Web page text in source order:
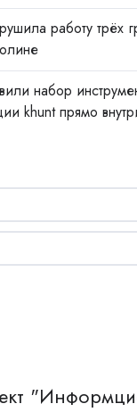
работу трёх
набор
khunt прямо